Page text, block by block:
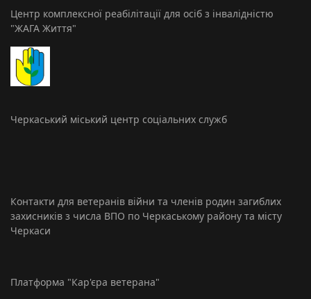
Центр комплексної реабілітації для осіб з інвалідністю
"ЖАГА Життя"
Черкаський міський центр соціальних служб
Контакти для ветеранів війни та членів родин загиблих
захисників з числа ВПО по Черкаському району та місту
Черкаси
Платформа "Кар'єра ветерана"